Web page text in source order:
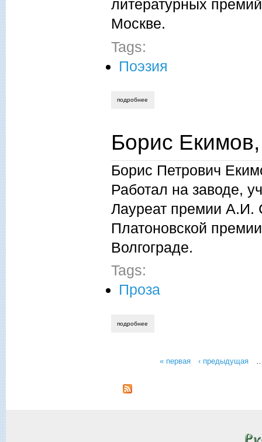
литературных
Москве.
Tags:
Поэзия
подробнее
Борис
Борис Петрович
Работал на заводе,
Лауреат премии
Платоновской
Волгограде.
Tags:
Проза
подробнее
« первая ‹ предыдущая